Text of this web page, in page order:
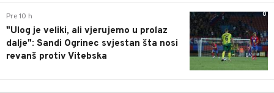
0
Pre 10 h
"Ulog je veliki, ali vjerujemo u prolaz
dalje": Sandi Ogrinec svjestan šta nosi
revanš protiv Vitebska